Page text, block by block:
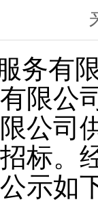
务有
限公
公司
标。
示如